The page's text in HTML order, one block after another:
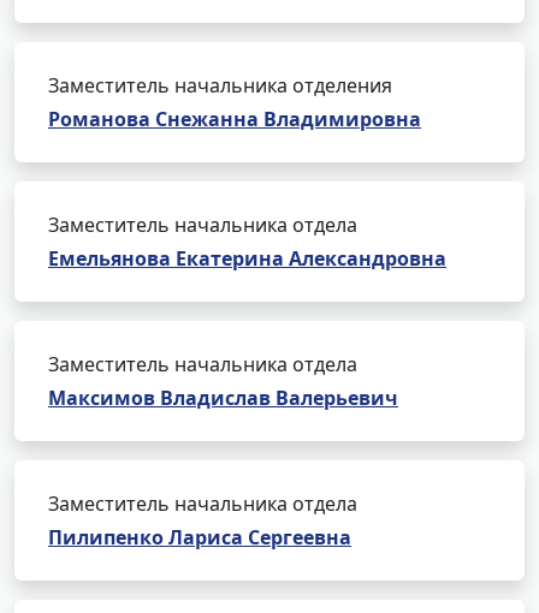
Заместитель начальника отделения
Романова Снежанна Владимировна
Заместитель начальника отдела
Емельянова Екатерина Александровна
Заместитель начальника отдела
Максимов Владислав Валерьевич
Заместитель начальника отдела
Пилипенко Лариса Сергеевна